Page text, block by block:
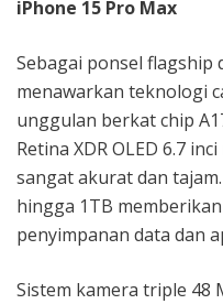
iPhone 15 Pro Max
Sebagai ponsel flagship
menawarkan teknologi
unggulan berkat chip
Retina XDR OLED 6.7
sangat akurat dan
hingga 1TB
penyimpanan data dan
Sistem kamera triple 48